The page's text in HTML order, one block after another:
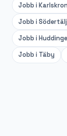
Jobb i
Jobb i
Jobb iHuddinge
Jobb i Täby